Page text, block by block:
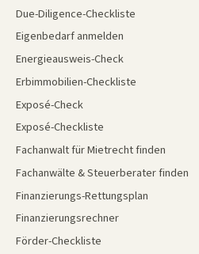
Due-Diligence-Checkliste
Eigenbedarf anmelden
Energieausweis-Check
Erbimmobilien-Checkliste
Exposé-Check
Exposé-Checkliste
Fachanwalt für Mietrecht finden
Fachanwälte & Steuerberater finden
Finanzierungs-Rettungsplan
Finanzierungsrechner
Förder-Checkliste